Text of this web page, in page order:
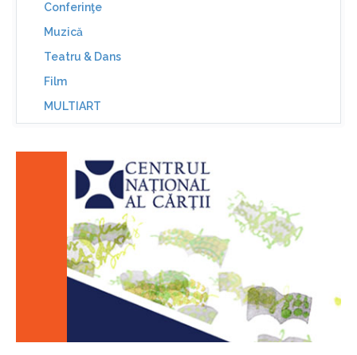
Conferinţe
Muzică
Teatru & Dans
Film
MULTIART